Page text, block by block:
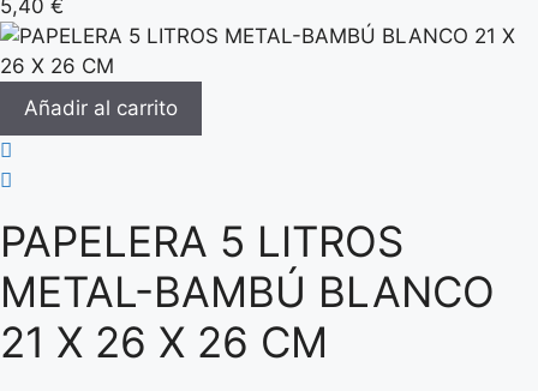
5,40 €
Añadir al carrito
PAPELERA 5 LITROS
METAL-BAMBÚ BLANCO
21 X 26 X 26 CM